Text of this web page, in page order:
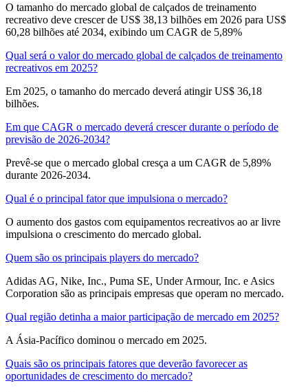
O tamanho do mercado global de calçados de treinamento
recreativo deve crescer de US$ 38,13 bilhões em 2026 para US$
60,28 bilhões até 2034, exibindo um CAGR de 5,89%
Qual será o valor do mercado global de calçados de treinamento
recreativos em 2025?
Em 2025, o tamanho do mercado deverá atingir US$ 36,18
bilhões.
Em que CAGR o mercado deverá crescer durante o período de
previsão de 2026-2034?
Prevê-se que o mercado global cresça a um CAGR de 5,89%
durante 2026-2034.
Qual é o principal fator que impulsiona o mercado?
O aumento dos gastos com equipamentos recreativos ao ar livre
impulsiona o crescimento do mercado global.
Quem são os principais players do mercado?
Adidas AG, Nike, Inc., Puma SE, Under Armour, Inc. e Asics
Corporation são as principais empresas que operam no mercado.
Qual região detinha a maior participação de mercado em 2025?
A Ásia-Pacífico dominou o mercado em 2025.
Quais são os principais fatores que deverão favorecer as
oportunidades de crescimento do mercado?